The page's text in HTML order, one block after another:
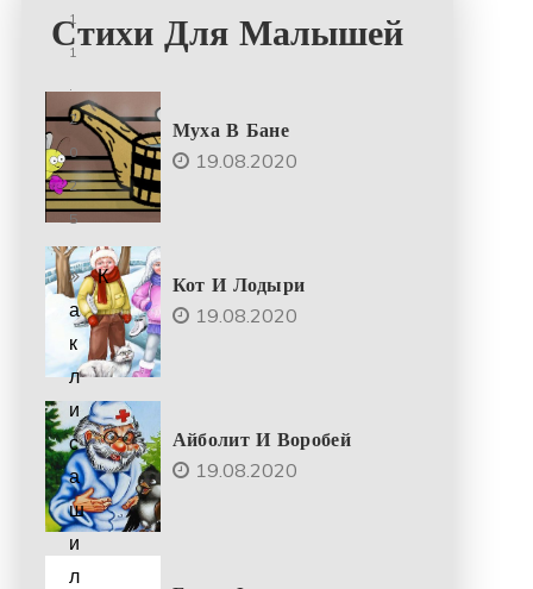
Стихи Для Малышей
Муха В Бане
19.08.2020
Кот И Лодыри
19.08.2020
Айболит И Воробей
19.08.2020
1
1
.
2
0
2
5
К
а
к
л
и
с
а
ш
и
л